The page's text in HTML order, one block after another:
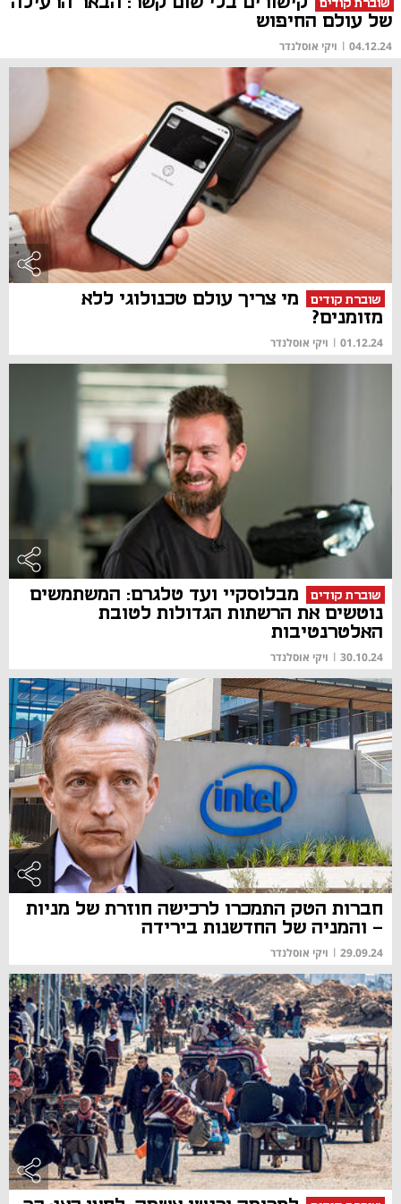
של עולם החיפוש
04.12.24
| ויקי אוסלנדר
שוברת קודים
מי צריך עולם טכנולוגי ללא
מזומנים?
01.12.24
| ויקי אוסלנדר
שוברת קודים
מבלוסקיי ועד טלגרם: המשתמשים
נוטשים את הרשתות הגדולות לטובת
האלטרנטיבות
30.10.24
| ויקי אוסלנדר
חברות הטק התמכרו לרכישה חוזרת של מניות
- והמניה של החדשנות בירידה
29.09.24
| ויקי אוסלנדר